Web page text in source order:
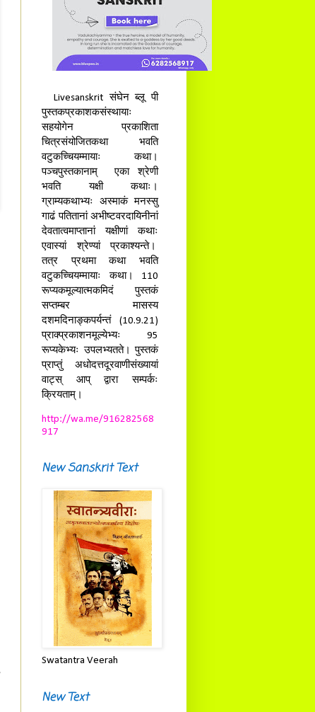
Livesanskrit संघेन ब्लू पी
पुस्तकप्रकाशकसंस्थायाः
सहयोगेन प्रकाशिता
चित्रसंयोजितकथा भवति
वटुकच्चियम्मायाः कथा।
पञ्चपुस्तकानाम् एका श्रेणी
भवति यक्षी कथाः।
ग्राम्यकथाभ्यः अस्माकं मनस्सु
गाढं पतितानां अभीष्टवरदायिनीनां
देवतात्वमाप्तानां यक्षीणां कथाः
एवास्यां श्रेण्यां प्रकाश्यन्ते।
तत्र प्रथमा कथा भवति
वटुकच्चियम्मायाः कथा। 110
रूप्यकमूल्यात्मकमिदं पुस्तकं
सप्तम्बर मासस्य
दशमदिनाङ्कपर्यन्तं (10.9.21)
प्राक्प्रकाशनमूल्येभ्यः 95
रूप्यकेभ्यः उपलभ्यतते। पुस्तकं
प्राप्तुं अधोदत्तदूरवाणीसंख्यायां
वाट्स् आप् द्वारा सम्पर्कः
क्रियताम्।
http://wa.me/916282568
917
New Sanskrit Text
Swatantra Veerah
New Text